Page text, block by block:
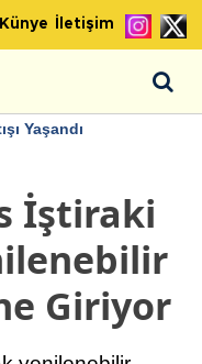
Künye İletişim
Yaşandı
İştiraki
Giriyor